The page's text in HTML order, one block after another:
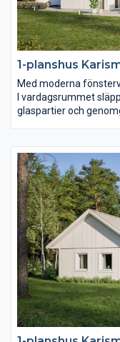
1-planshus
Med moderna
I vardagsrummet
glaspartier och
riktigt lyxigt master